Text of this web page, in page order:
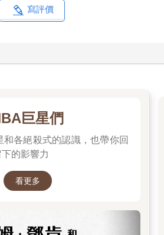
寫評價
巨星們
和各絕殺式的認識，也帶你回
的影響力
看更多